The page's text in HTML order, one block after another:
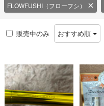
FLOWFUSHI（フローフシ）
販売中のみ おすすめ順